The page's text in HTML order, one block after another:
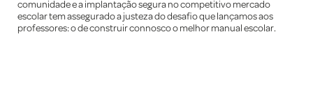
comunidade e a implantação segura no competitivo mercado
escolar tem assegurado a justeza do desafio que lançamos aos
professores: o de construir connosco o melhor manual escolar.